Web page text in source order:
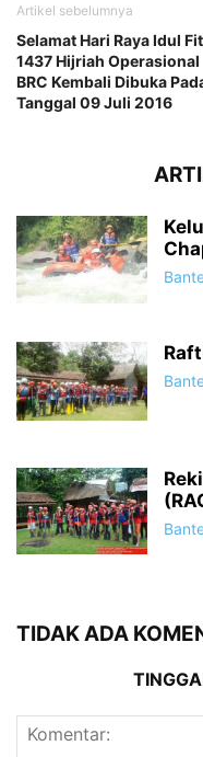
Artikel sebelumnya
Selamat Hari Raya Idul
1437 Hijriah Operasional
BRC Kembali Dibuka
Tanggal 09 Juli 2016
TIDAK ADA